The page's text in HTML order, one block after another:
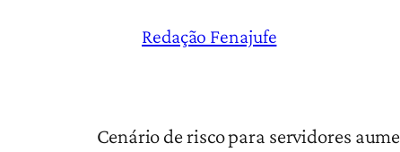
Redação Fenajufe
Cenário de risco para servidores